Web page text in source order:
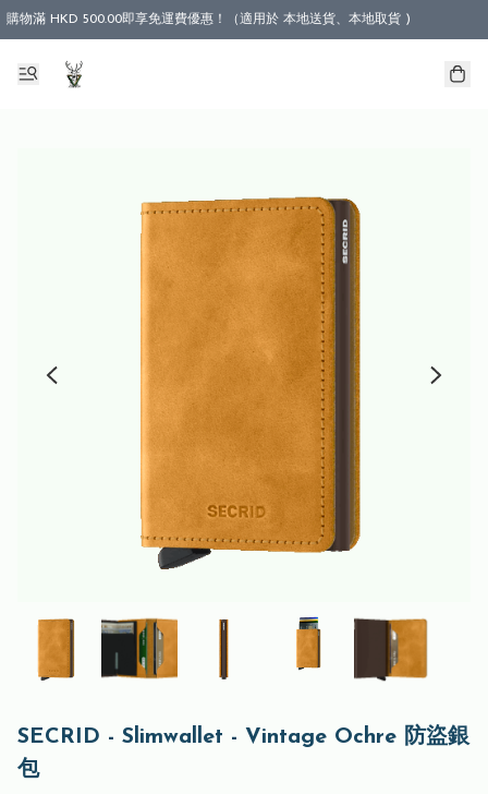
購物滿 HKD 500.00即享免運費優惠！（適用於 本地送貨、本地取貨 )
SECRID - Slimwallet - Vintage Ochre 防盜銀
包